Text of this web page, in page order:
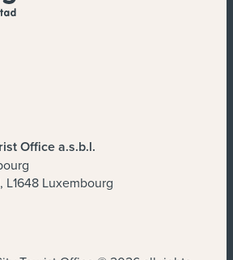
Office a.s.b.l.
L1648 Luxembourg